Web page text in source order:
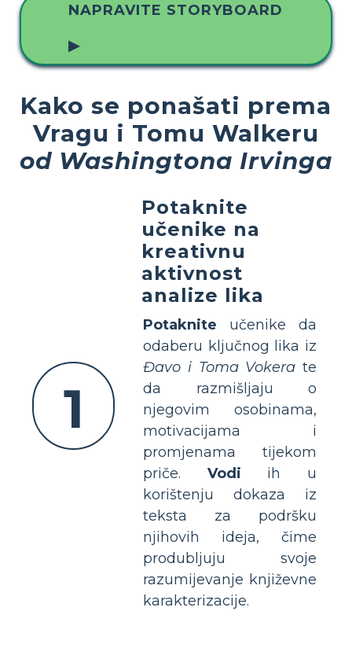
NAPRAVITE STORYBOARD
▶
Kako se ponašati prema
Vragu i Tomu Walkeru
od Washingtona Irvinga
1
Potaknite
učenike na
kreativnu
aktivnost
analize lika
Potaknite učenike da
odaberu ključnog lika iz
Đavo i Toma Vokera te
da razmišljaju o
njegovim osobinama,
motivacijama i
promjenama tijekom
priče. Vodi ih u
korištenju dokaza iz
teksta za podršku
njihovih ideja, čime
produbljuju svoje
razumijevanje književne
karakterizacije.